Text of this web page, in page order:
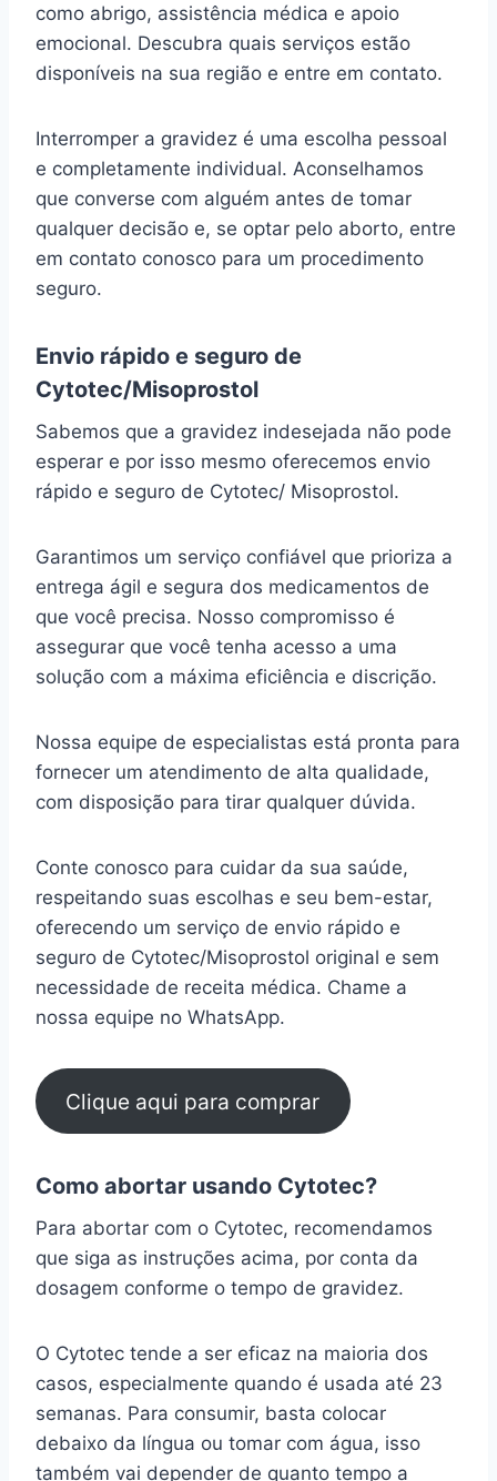
como abrigo, assistência médica e apoio
emocional. Descubra quais serviços estão
disponíveis na sua região e entre em contato.
Interromper a gravidez é uma escolha pessoal
e completamente individual. Aconselhamos
que converse com alguém antes de tomar
qualquer decisão e, se optar pelo aborto, entre
em contato conosco para um procedimento
seguro.
Envio rápido e seguro de
Cytotec/Misoprostol
Sabemos que a gravidez indesejada não pode
esperar e por isso mesmo oferecemos envio
rápido e seguro de Cytotec/ Misoprostol.
Garantimos um serviço confiável que prioriza a
entrega ágil e segura dos medicamentos de
que você precisa. Nosso compromisso é
assegurar que você tenha acesso a uma
solução com a máxima eficiência e discrição.
Nossa equipe de especialistas está pronta para
fornecer um atendimento de alta qualidade,
com disposição para tirar qualquer dúvida.
Conte conosco para cuidar da sua saúde,
respeitando suas escolhas e seu bem-estar,
oferecendo um serviço de envio rápido e
seguro de Cytotec/Misoprostol original e sem
necessidade de receita médica. Chame a
nossa equipe no WhatsApp.
Clique aqui para comprar
Como abortar usando Cytotec?
Para abortar com o Cytotec, recomendamos
que siga as instruções acima, por conta da
dosagem conforme o tempo de gravidez.
O Cytotec tende a ser eficaz na maioria dos
casos, especialmente quando é usada até 23
semanas. Para consumir, basta colocar
debaixo da língua ou tomar com água, isso
também vai depender de quanto tempo a